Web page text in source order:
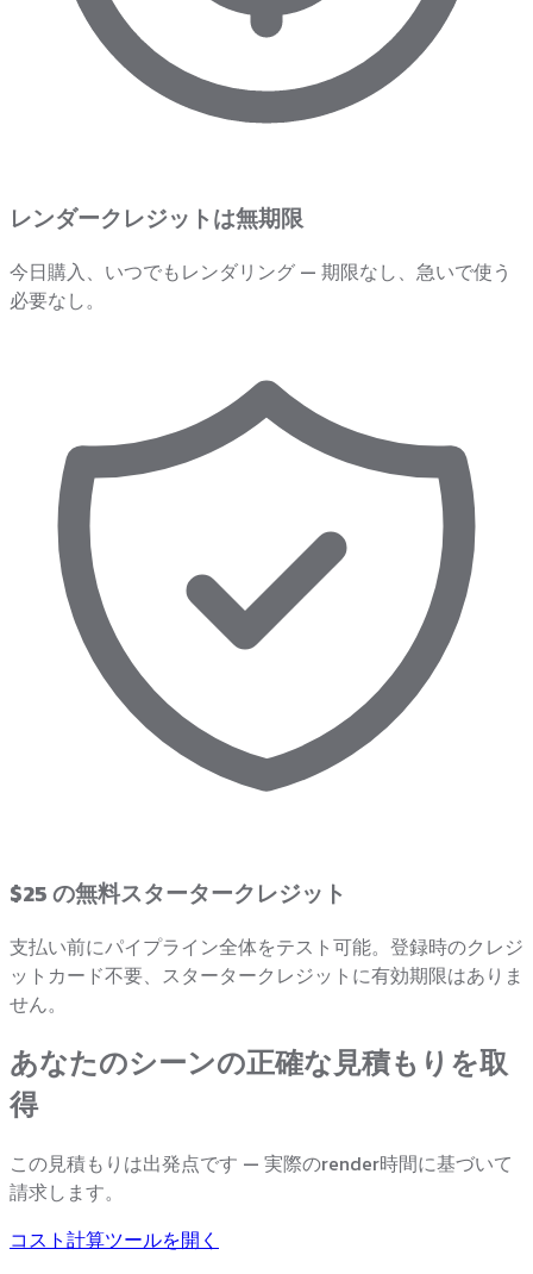
レンダークレジットは無期限
今日購入、いつでもレンダリング — 期限なし、急いで使う
必要なし。
$25 の無料スタータークレジット
支払い前にパイプライン全体をテスト可能。登録時のクレジ
ットカード不要、スタータークレジットに有効期限はありま
せん。
あなたのシーンの正確な見積もりを取
得
この見積もりは出発点です — 実際のrender時間に基づいて
請求します。
コスト計算ツールを開く